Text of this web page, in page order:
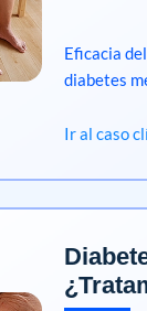
Eficacia
diabetes
Ir al caso